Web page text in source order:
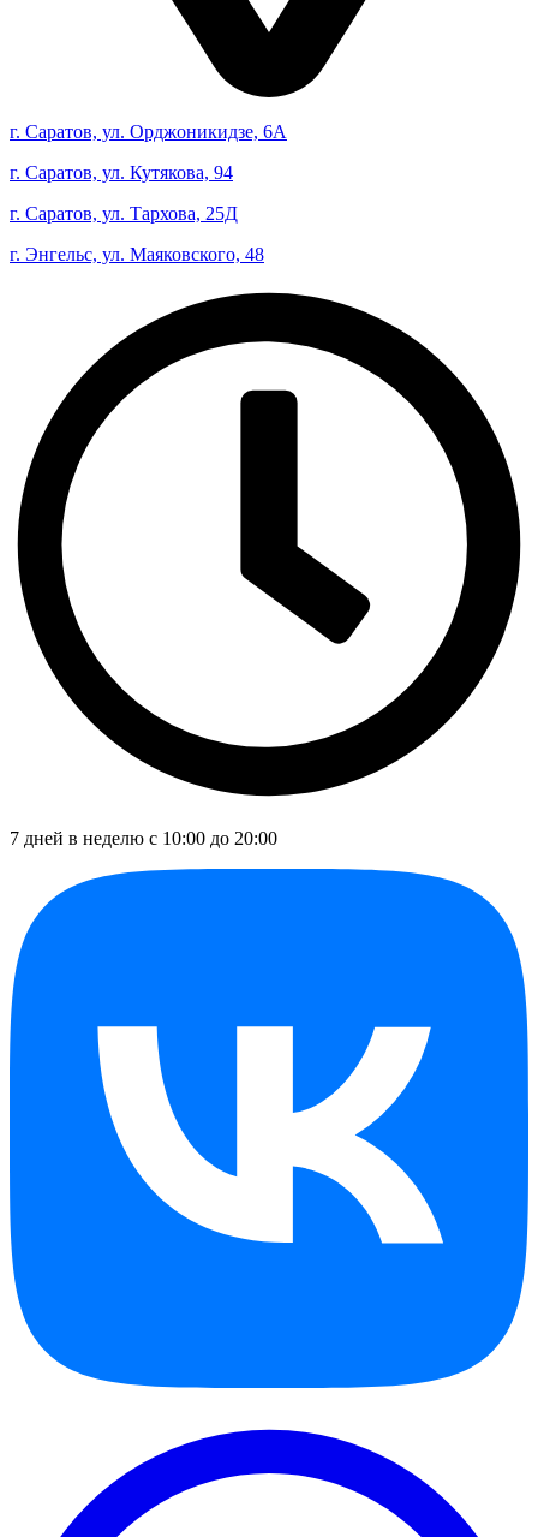
г. Саратов, ул. Орджоникидзе, 6А
г. Саратов, ул. Кутякова, 94
г. Саратов, ул. Тархова, 25Д
г. Энгельс, ул. Маяковского, 48
7 дней в неделю с 10:00 до 20:00